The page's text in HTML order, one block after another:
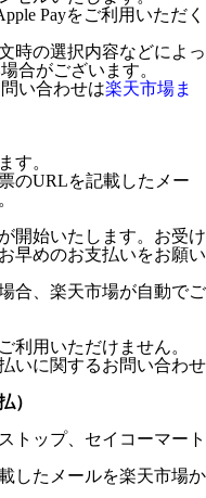
Payをご利用いただく
時の選択内容などによっ
合がございます。
い合わせは楽天市場ま
す。
のURLを記載したメー
開始いたします。お受け
早めのお支払いをお願い
合、楽天市場が自動でご
利用いただけません。
いに関するお問い合わせ
）
トップ、セイコーマート
したメールを楽天市場か